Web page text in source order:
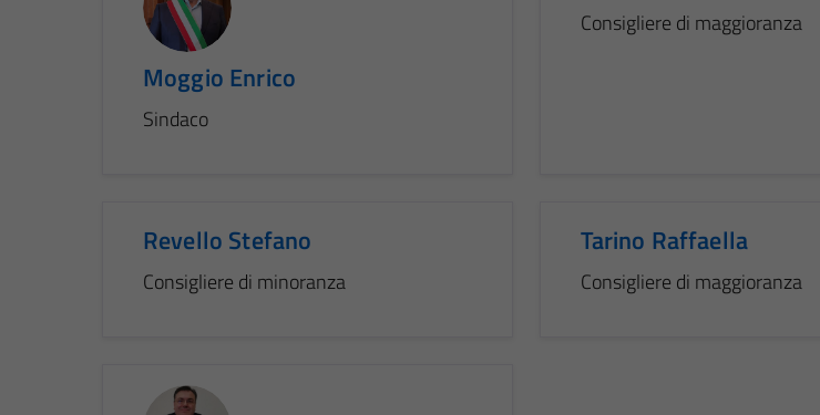
Moggio Enrico
Sindaco
Consigliere di maggioranza
Revello Stefano
Consigliere di minoranza
Tarino Raffaella
Consigliere di maggioranza